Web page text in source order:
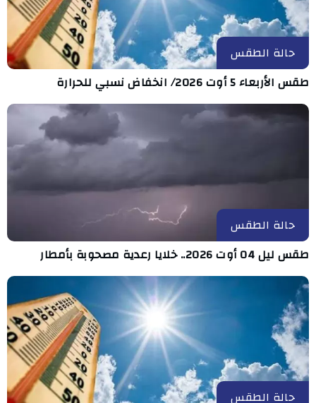
حالة الطقس
طقس الأربعاء 5 أوت 2026/ انخفاض نسبي للحرارة
حالة الطقس
طقس ليل 04 أوت 2026.. خلايا رعدية مصحوبة بأمطار
حالة الطقس